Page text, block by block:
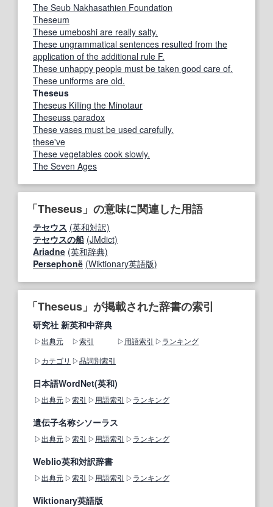
The Seub Nakhasathien Foundation
Theseum
These umeboshi are really salty.
These ungrammatical sentences resulted from the
application of the additional rule F.
These unhappy people must be taken good care of.
These uniforms are old.
Theseus
Theseus Killing the Minotaur
Theseuss paradox
These vases must be used carefully.
these've
These vegetables cook slowly.
The Seven Ages
「Theseus」の意味に関連した用語
テセウス (英和対訳)
テセウスの船 (JMdict)
Ariadne (英和辞典)
Persephonë (Wiktionary英語版)
「Theseus」が掲載された辞書の索引
研究社 新英和中辞典
出典元 索引 用語索引
ランキング
カテゴリ
品詞別索引
日本語WordNet(英和)
出典元 索引 用語索引 ランキング
遺伝子名称シソーラス
出典元 索引 用語索引 ランキング
Weblio英和対訳辞書
出典元 索引 用語索引 ランキング
Wiktionary英語版